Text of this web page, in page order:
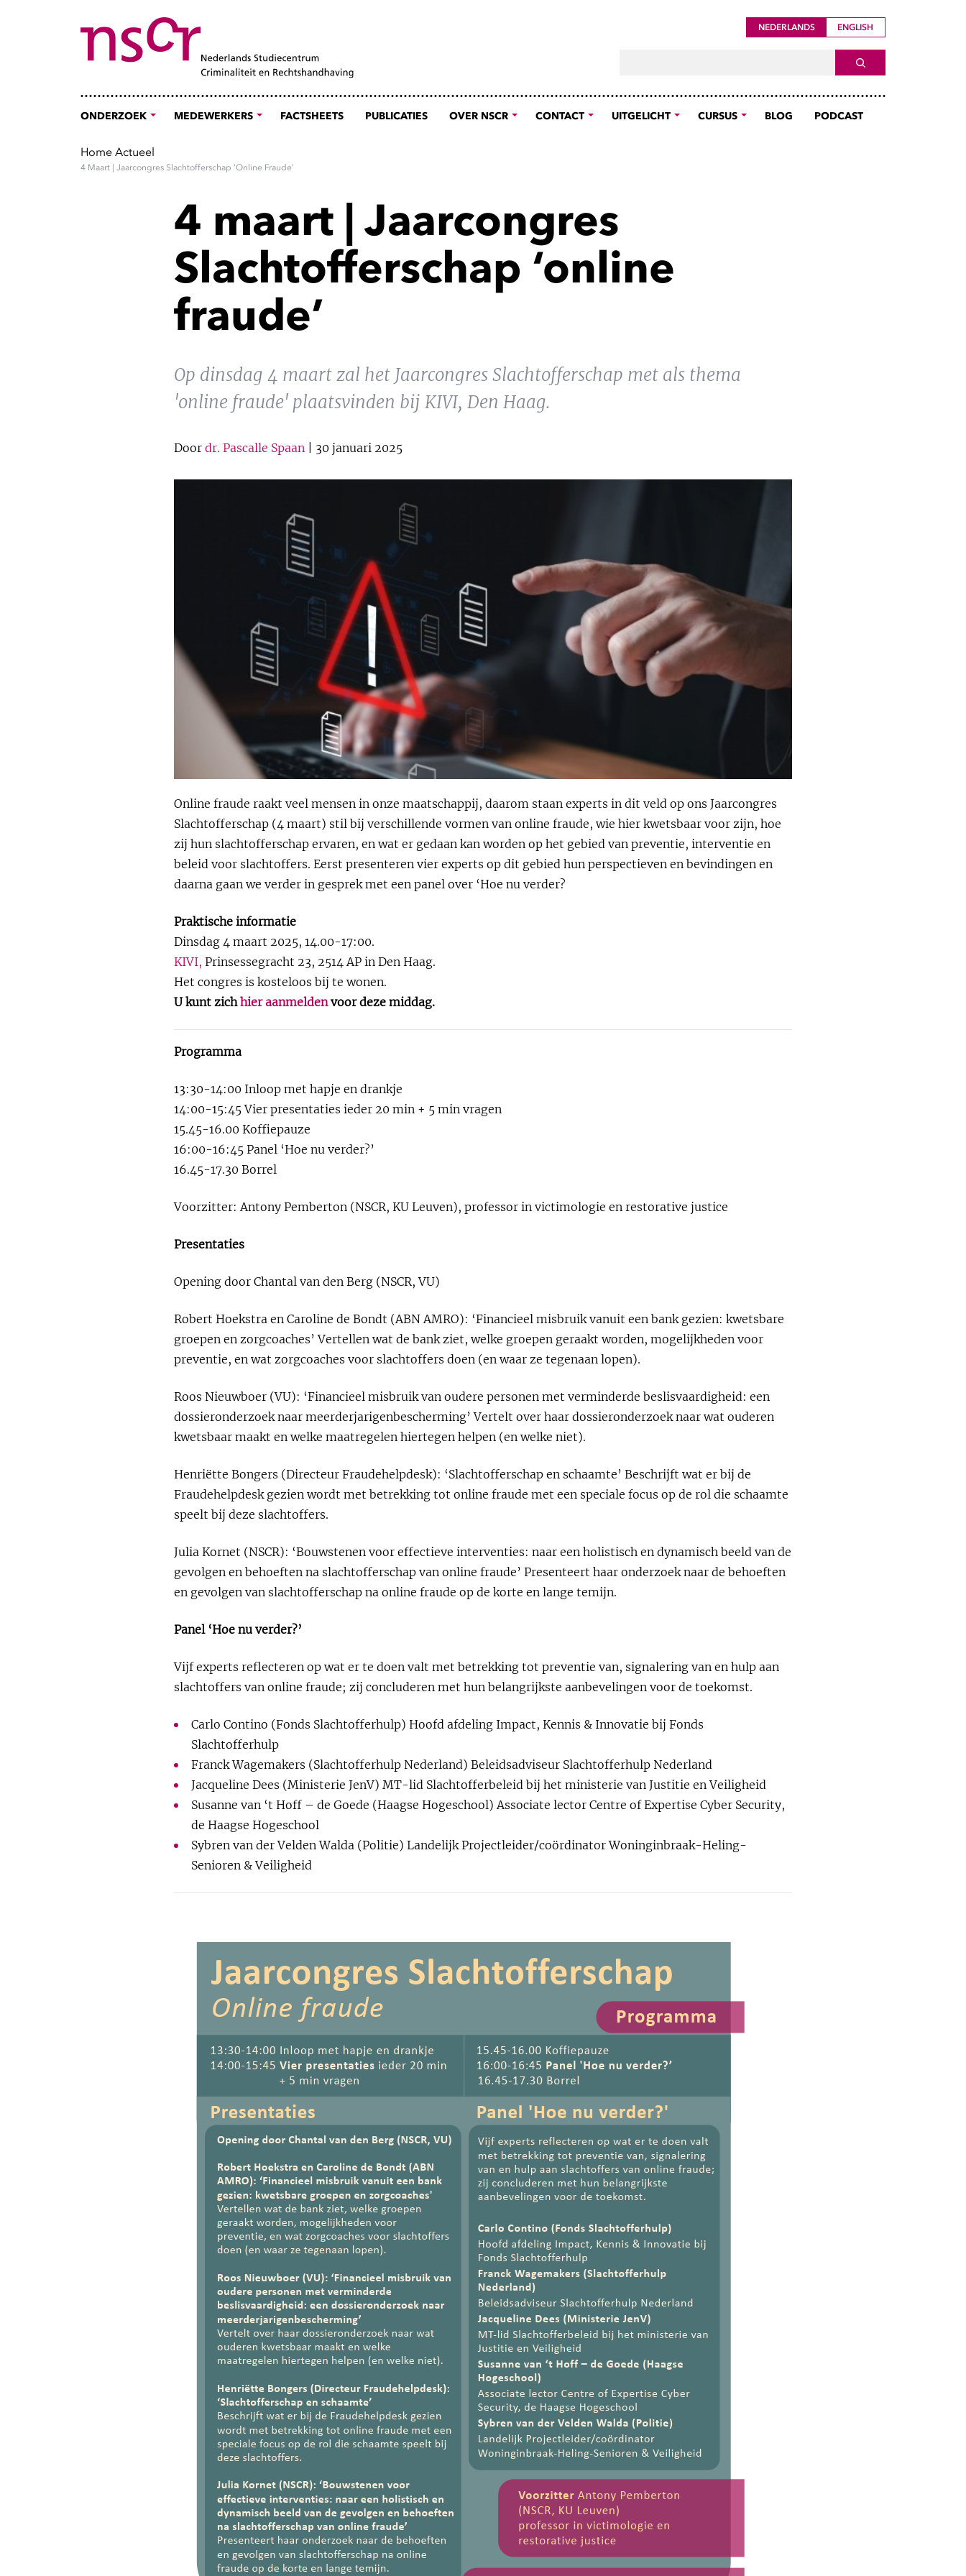
NEDERLANDS ENGLISH
SEARCH
ONDERZOEK MEDEWERKERS FACTSHEETS PUBLICATIES OVER NSCR CONTACT UITGELICHT CURSUS BLOG PODCAST
Home Actueel
4 Maart | Jaarcongres Slachtofferschap ‘online Fraude’
4 maart | Jaarcongres
Slachtofferschap ‘online
fraude’
Op dinsdag 4 maart zal het Jaarcongres Slachtofferschap met als thema
'online fraude' plaatsvinden bij KIVI, Den Haag.
Door dr. Pascalle Spaan | 30 januari 2025
Online fraude raakt veel mensen in onze maatschappij, daarom staan experts in dit veld op ons Jaarcongres
Slachtofferschap (4 maart) stil bij verschillende vormen van online fraude, wie hier kwetsbaar voor zijn, hoe
zij hun slachtofferschap ervaren, en wat er gedaan kan worden op het gebied van preventie, interventie en
beleid voor slachtoffers. Eerst presenteren vier experts op dit gebied hun perspectieven en bevindingen en
daarna gaan we verder in gesprek met een panel over ‘Hoe nu verder?
Praktische informatie
Dinsdag 4 maart 2025, 14.00-17:00.
KIVI, Prinsessegracht 23, 2514 AP in Den Haag.
Het congres is kosteloos bij te wonen.
U kunt zichhier aanmeldenvoor deze middag.
Programma
13:30-14:00 Inloop met hapje en drankje
14:00-15:45 Vier presentaties ieder 20 min + 5 min vragen
15.45-16.00 Koffiepauze
16:00-16:45 Panel ‘Hoe nu verder?’
16.45-17.30 Borrel
Voorzitter: Antony Pemberton (NSCR, KU Leuven), professor in victimologie en restorative justice
Presentaties
Opening door Chantal van den Berg (NSCR, VU)
Robert Hoekstra en Caroline de Bondt (ABN AMRO): ‘Financieel misbruik vanuit een bank gezien: kwetsbare
groepen en zorgcoaches’ Vertellen wat de bank ziet, welke groepen geraakt worden, mogelijkheden voor
preventie, en wat zorgcoaches voor slachtoffers doen (en waar ze tegenaan lopen).
Roos Nieuwboer (VU): ‘Financieel misbruik van oudere personen met verminderde beslisvaardigheid: een
dossieronderzoek naar meerderjarigenbescherming’ Vertelt over haar dossieronderzoek naar wat ouderen
kwetsbaar maakt en welke maatregelen hiertegen helpen (en welke niet).
Henriëtte Bongers (Directeur Fraudehelpdesk): ‘Slachtofferschap en schaamte’ Beschrijft wat er bij de
Fraudehelpdesk gezien wordt met betrekking tot online fraude met een speciale focus op de rol die schaamte
speelt bij deze slachtoffers.
Julia Kornet (NSCR): ‘Bouwstenen voor effectieve interventies: naar een holistisch en dynamisch beeld van de
gevolgen en behoeften na slachtofferschap van online fraude’ Presenteert haar onderzoek naar de behoeften
en gevolgen van slachtofferschap na online fraude op de korte en lange temijn.
Panel ‘Hoe nu verder?’
Vijf experts reflecteren op wat er te doen valt met betrekking tot preventie van, signalering van en hulp aan
slachtoffers van online fraude; zij concluderen met hun belangrijkste aanbevelingen voor de toekomst.
Carlo Contino (Fonds Slachtofferhulp) Hoofd afdeling Impact, Kennis & Innovatie bij Fonds
Slachtofferhulp
Franck Wagemakers (Slachtofferhulp Nederland) Beleidsadviseur Slachtofferhulp Nederland
Jacqueline Dees (Ministerie JenV) MT-lid Slachtofferbeleid bij het ministerie van Justitie en Veiligheid
Susanne van ‘t Hoff – de Goede (Haagse Hogeschool) Associate lector Centre of Expertise Cyber Security,
de Haagse Hogeschool
Sybren van der Velden Walda (Politie) Landelijk Projectleider/coördinator Woninginbraak-Heling-
Senioren & Veiligheid